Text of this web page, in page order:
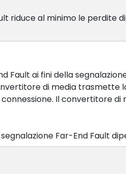
riduce al minimo le perdite
ai fini della
di media
Il convertitore
Far-End Fault